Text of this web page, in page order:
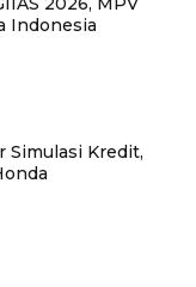
Indonesia
Simulasi Kredit,